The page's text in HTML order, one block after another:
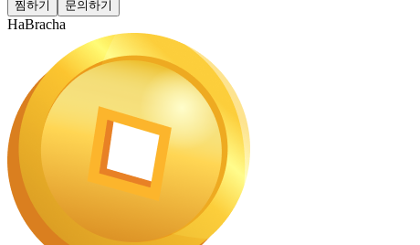
찜하기 문의하기
HaBracha